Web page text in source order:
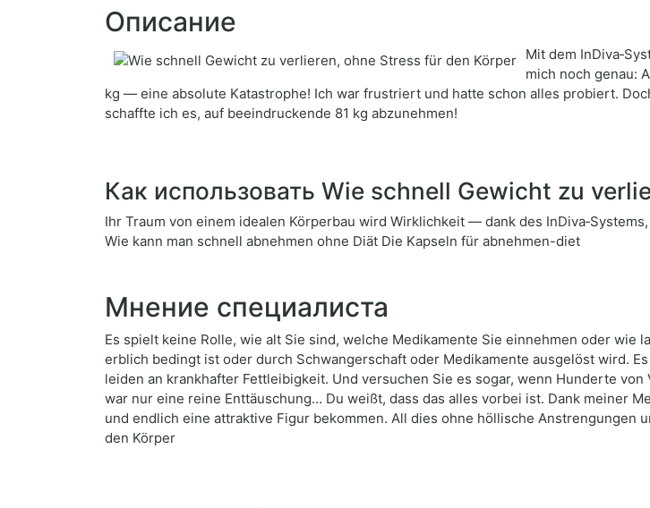
Описание
Mit dem
mich noch genau:
kg — eine absolute Katastrophe! Ich war frustriert und hatte schon alles probiert.
schaffte ich es, auf beeindruckende 81 kg abzunehmen!
Как использовать Wie schnell Gewicht zu
Ihr Traum von einem idealen Körperbau wird Wirklichkeit — dank des
Wie kann man schnell abnehmen ohne Diät Die Kapseln für abnehmen-diet
Мнение специалиста
Es spielt keine Rolle, wie alt Sie sind, welche Medikamente Sie einnehmen oder
erblich bedingt ist oder durch Schwangerschaft oder Medikamente ausgelöst wird.
leiden an krankhafter Fettleibigkeit. Und versuchen Sie es sogar, wenn Hunderte
war nur eine reine Enttäuschung… Du weißt, dass das alles vorbei ist. Dank meiner
und endlich eine attraktive Figur bekommen. All dies ohne höllische
den Körper